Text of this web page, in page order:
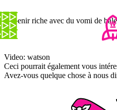
Devenir riche avec du vomi de
Video: watson
Ceci pourrait également vous
Avez-vous quelque chose à nous